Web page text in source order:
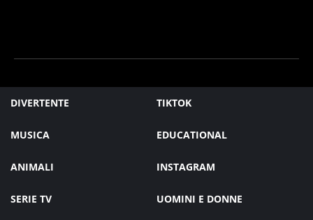
DIVERTENTE TIKTOK
MUSICA EDUCATIONAL
ANIMALI INSTAGRAM
SERIE TV UOMINI E DONNE